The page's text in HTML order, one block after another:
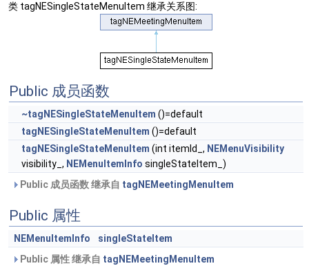
类 tagNESingleStateMenuItem 继承关系图:
Public 成员函数
~tagNESingleStateMenuItem ()=default
tagNESingleStateMenuItem ()=default
tagNESingleStateMenuItem (int itemId_, NEMenuVisibility
visibility_, NEMenuItemInfo singleStateItem_)
Public 成员函数 继承自 tagNEMeetingMenuItem
Public 属性
NEMenuItemInfo
singleStateItem
Public 属性 继承自 tagNEMeetingMenuItem